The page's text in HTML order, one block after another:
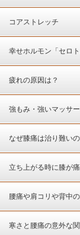
コアストレッチ
幸せホルモン「セロト
疲れの原因は？
強もみ・強いマッサ
なぜ膝痛は治り難い
立ち上がる時に膝が
腰痛や肩コリや背中
寒さと腰痛の意外な